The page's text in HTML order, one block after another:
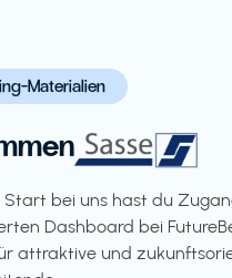
Materialien
bei uns hast du
Dashboard bei
attraktive und